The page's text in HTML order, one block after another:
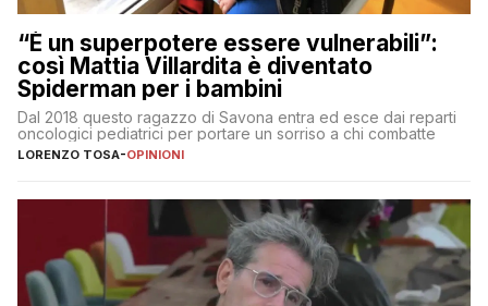
“È un superpotere essere vulnerabili”:
così Mattia Villardita è diventato
Spiderman per i bambini
Dal 2018 questo ragazzo di Savona entra ed esce dai reparti
oncologici pediatrici per portare un sorriso a chi combatte
LORENZO TOSA-OPINIONI